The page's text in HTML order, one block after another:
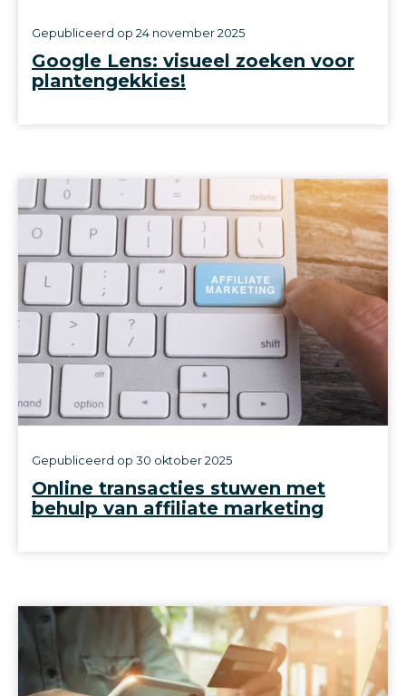
Google Lens: visueel zoeken voor
plantengekkies!
Gepubliceerd op 24 november 2025
Online transacties stuwen met
behulp van affiliate marketing
Gepubliceerd op 30 oktober 2025